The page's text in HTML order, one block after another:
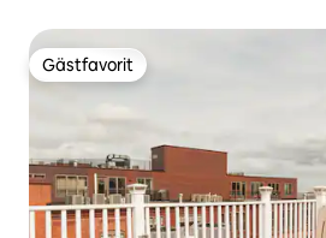
Gästfavorit
Gästfavorit